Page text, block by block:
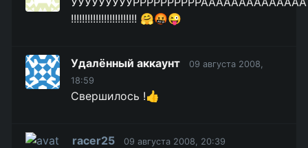
!!!!!!!!!!!!!!!!!!!!!!!! 🤗🤬😜
Удалённый аккаунт
09 августа 2008,
18:59
Свершилось !👍
racer25 09 августа 2008, 20:39